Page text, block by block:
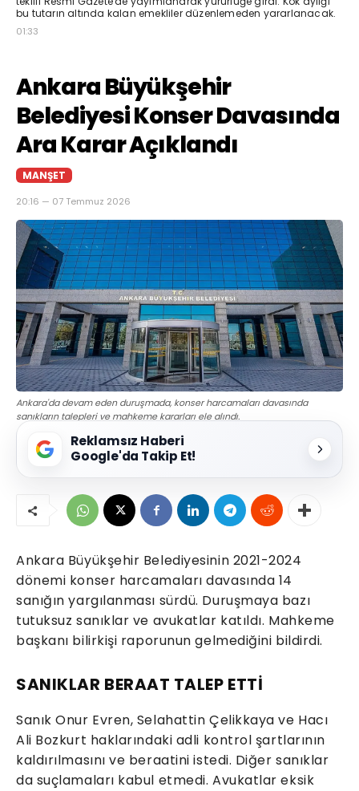
bu tutarın altında kalan emekliler düzenlemeden yararlanacak.
01:33